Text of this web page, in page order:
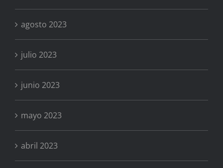
agosto 2023
julio 2023
junio 2023
mayo 2023
abril 2023